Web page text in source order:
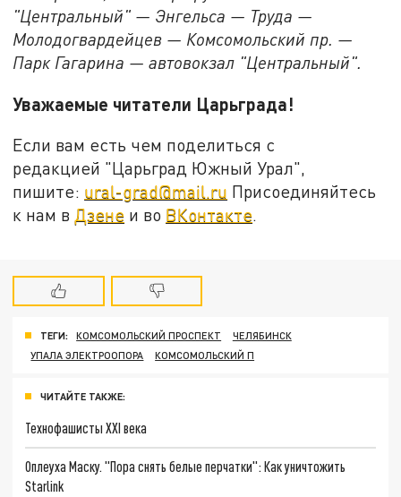
"Центральный" — Энгельса — Труда —
Молодогвардейцев — Комсомольский пр. —
Парк Гагарина — автовокзал "Центральный".
Уважаемые читатели Царьграда!
Если вам есть чем поделиться с
редакцией "Царьград Южный Урал",
пишите: ural-grad@mail.ru Присоединяйтесь
к нам в Дзене и во ВКонтакте.
ТЕГИ: КОМСОМОЛЬСКИЙ ПРОСПЕКТ
ЧЕЛЯБИНСК
УПАЛА ЭЛЕКТРООПОРА
КОМСОМОЛЬСКИЙ П
ЧИТАЙТЕ ТАКЖЕ:
Технофашисты XXI века
Оплеуха Маску. "Пора снять белые перчатки": Как уничтожить
Starlink